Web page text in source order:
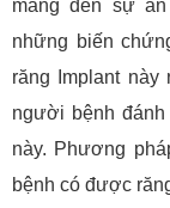
mang đến sự
những biến
răng Implant
người bệnh
này. Phương
bệnh có được